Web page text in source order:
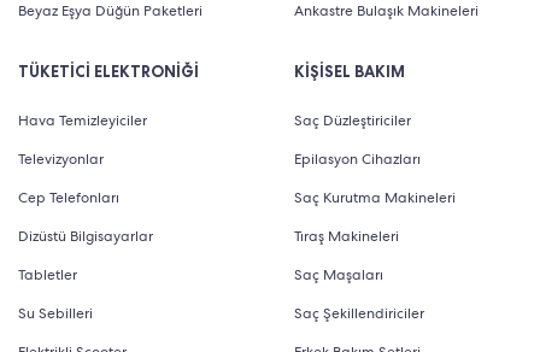
Beyaz Eşya Düğün Paketleri
TÜKETİCİ ELEKTRONİĞİ
Hava Temizleyiciler
Televizyonlar
Cep Telefonları
Dizüstü Bilgisayarlar
Tabletler
Su Sebilleri
Ankastre Bulaşık Makineleri
KİŞİSEL BAKIM
Saç Düzleştiriciler
Epilasyon Cihazları
Saç Kurutma Makineleri
Tıraş Makineleri
Saç Maşaları
Saç Şekillendiriciler